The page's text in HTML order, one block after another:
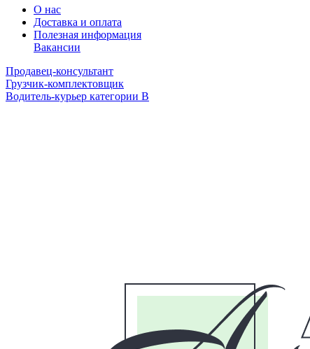
О нас
Доставка и оплата
Полезная информация
Вакансии
Продавец-консультант
Грузчик-комплектовщик
Водитель-курьер категории B